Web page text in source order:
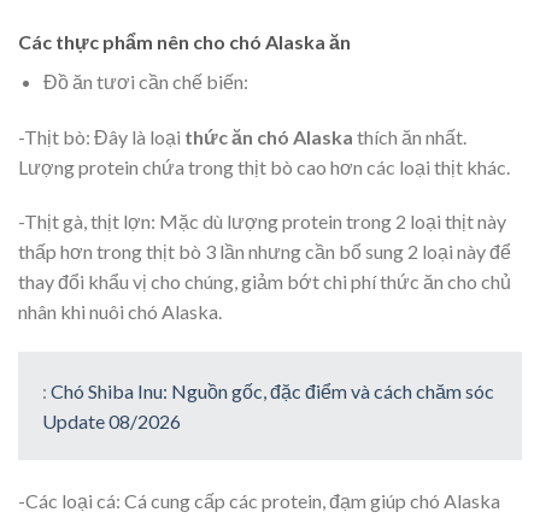
Các thực phẩm nên cho chó Alaska ăn
Đồ ăn tươi cần chế biến:
-Thịt bò: Đây là loại thức ăn chó Alaska thích ăn nhất.
Lượng protein chứa trong thịt bò cao hơn các loại thịt khác.
-Thịt gà, thịt lợn: Mặc dù lượng protein trong 2 loại thịt này
thấp hơn trong thịt bò 3 lần nhưng cần bổ sung 2 loại này để
thay đổi khẩu vị cho chúng, giảm bớt chi phí thức ăn cho chủ
nhân khi nuôi chó Alaska.
: Chó Shiba Inu: Nguồn gốc, đặc điểm và cách chăm sóc
Update 08/2026
-Các loại cá: Cá cung cấp các protein, đạm giúp chó Alaska